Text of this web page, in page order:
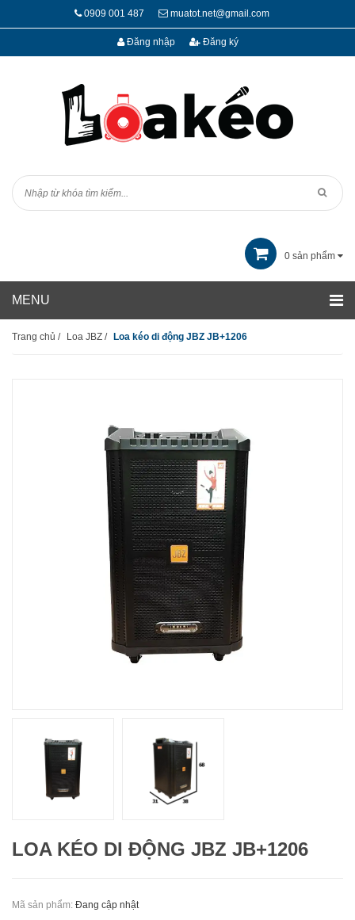
0909 001 487 muatot.net@gmail.com
Đăng nhập Đăng ký
0 sản phẩm
Trang chủ / Loa JBZ / Loa kéo di động JBZ JB+1206
LOA KÉO DI ĐỘNG JBZ JB+1206
Mã sản phẩm: Đang cập nhật